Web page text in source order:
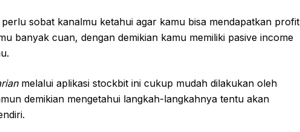
perlu sobat kanalmu ketahui agar kamu bisa mendapatkan profit
banyak cuan, dengan demikian kamu memiliki pasive income
melalui aplikasi stockbit ini cukup mudah dilakukan oleh
demikian mengetahui langkah-langkahnya tentu akan